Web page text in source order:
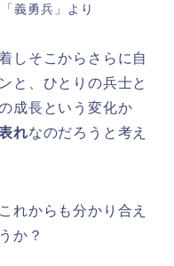
義勇兵」より
しそこからさらに自
と、ひとりの兵士と
成長という変化か
れなのだろうと考え
れからも分かり合え
か？